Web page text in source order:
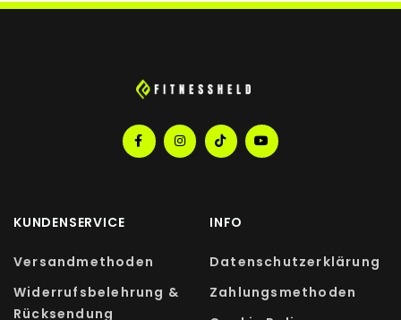
KUNDENSERVICE
Versandmethoden
Widerrufsbelehrung &
Rücksendung
INFO
Datenschutzerklärung
Zahlungsmethoden